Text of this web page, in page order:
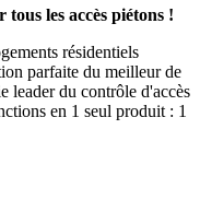
les accès piétons !
résidentiels
parfaite du meilleur de
leader du contrôle d'accès
en 1 seul produit : 1